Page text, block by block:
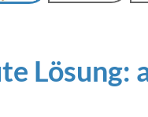
Lösung: